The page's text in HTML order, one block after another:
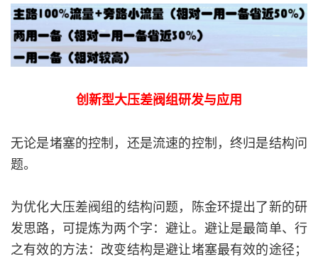
创新型大压差阀组研发与应用
无论是堵塞的控制，还是流速的控制，终归是结构问
题。
为优化大压差阀组的结构问题，陈金环提出了新的研
发思路，可提炼为两个字：避让。避让是最简单、行
之有效的方法：改变结构是避让堵塞最有效的途径；